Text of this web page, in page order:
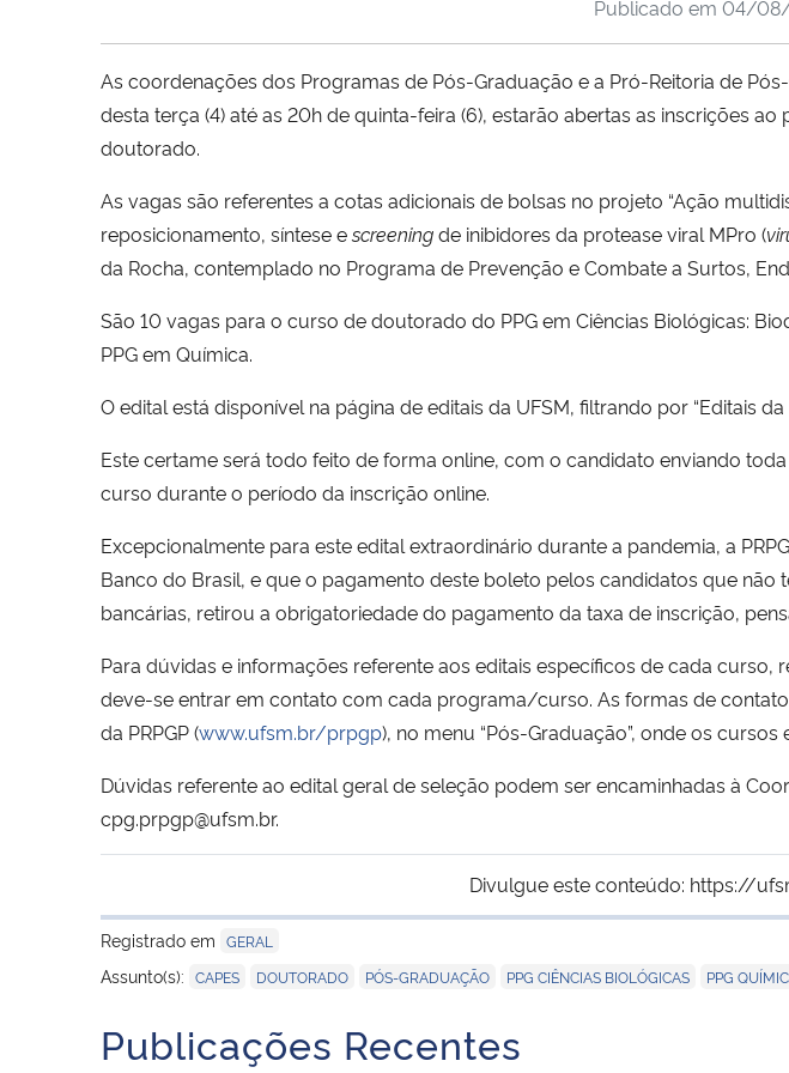
Publicado em 04/
As coordenações dos Programas de Pós-Graduação e a Pró-Reitoria de
desta terça (4) até as 20h de quinta-feira (6), estarão abertas as inscrições
doutorado.
As vagas são referentes a cotas adicionais de bolsas no projeto “Ação
reposicionamento, síntese escreeningde inibidores da protease viral MPro (
da Rocha, contemplado no Programa de Prevenção e Combate a Surtos,
São 10 vagas para o curso de doutorado do PPG em Ciências Biológicas:
PPG em Química.
O edital está disponível na página de editais da UFSM, filtrando por “Editais da
Este certame será todo feito de forma online, com o candidato enviando
curso durante o período da inscrição online.
Excepcionalmente para este edital extraordinário durante a pandemia, a
Banco do Brasil, e que o pagamento deste boleto pelos candidatos que
bancárias, retirou a obrigatoriedade do pagamento da taxa de inscrição,
Para dúvidas e informações referente aos editais específicos de cada
deve-se entrar em contato com cada programa/curso. As formas de
da PRPGP (www.ufsm.br/prpgp), no menu “Pós-Graduação”, onde os
Dúvidas referente ao edital geral de seleção podem ser encaminhadas à
cpg.prpgp@ufsm.br.
Divulgue este conteúdo: https://
Registrado em GERAL
Assunto(s): CAPES DOUTORADO PÓS-GRADUAÇÃO PPG CIÊNCIAS BIOLÓGICAS PPG
Publicações Recentes